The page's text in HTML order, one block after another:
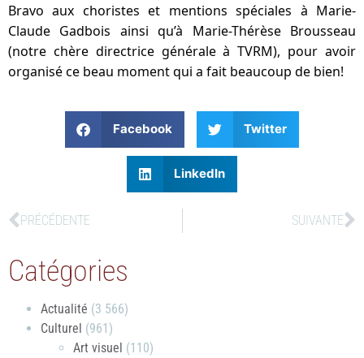
Bravo aux choristes et mentions spéciales à Marie-
Claude Gadbois ainsi qu’à Marie-Thérèse Brousseau
(notre chère directrice générale à TVRM), pour avoir
organisé ce beau moment qui a fait beaucoup de bien!
Facebook Twitter
LinkedIn
PRÉCÉDENTE SUIVANTE
Catégories
Actualité (3 566)
Culturel (961)
Art visuel (110)